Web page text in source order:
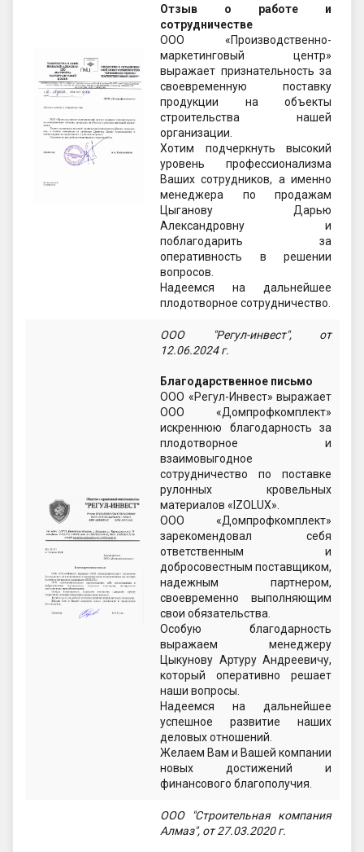
Отзыв о работе и
сотрудничестве
ООО «Производственно-
маркетинговый центр»
выражает признательность за
своевременную поставку
продукции на объекты
строительства нашей
организации.
Хотим подчеркнуть высокий
уровень профессионализма
Ваших сотрудников, а именно
менеджера по продажам
Цыганову Дарью
Александровну и
поблагодарить за
оперативность в решении
вопросов.
Надеемся на дальнейшее
плодотворное сотрудничество.
ООО "Регул-инвест", от
12.06.2024 г.
Благодарственное письмо
ООО «Регул-Инвест» выражает
ООО «Домпрофкомплект»
искреннюю благодарность за
плодотворное и
взаимовыгодное
сотрудничество по поставке
рулонных кровельных
материалов «IZOLUX».
ООО «Домпрофкомплект»
зарекомендовал себя
ответственным и
добросовестным поставщиком,
надежным партнером,
своевременно выполняющим
свои обязательства.
Особую благодарность
выражаем менеджеру
Цыкунову Артуру Андреевичу,
который оперативно решает
наши вопросы.
Надеемся на дальнейшее
успешное развитие наших
деловых отношений.
Желаем Вам и Вашей компании
новых достижений и
финансового благополучия.
ООО "Строительная компания
Алмаз", от 27.03.2020 г.